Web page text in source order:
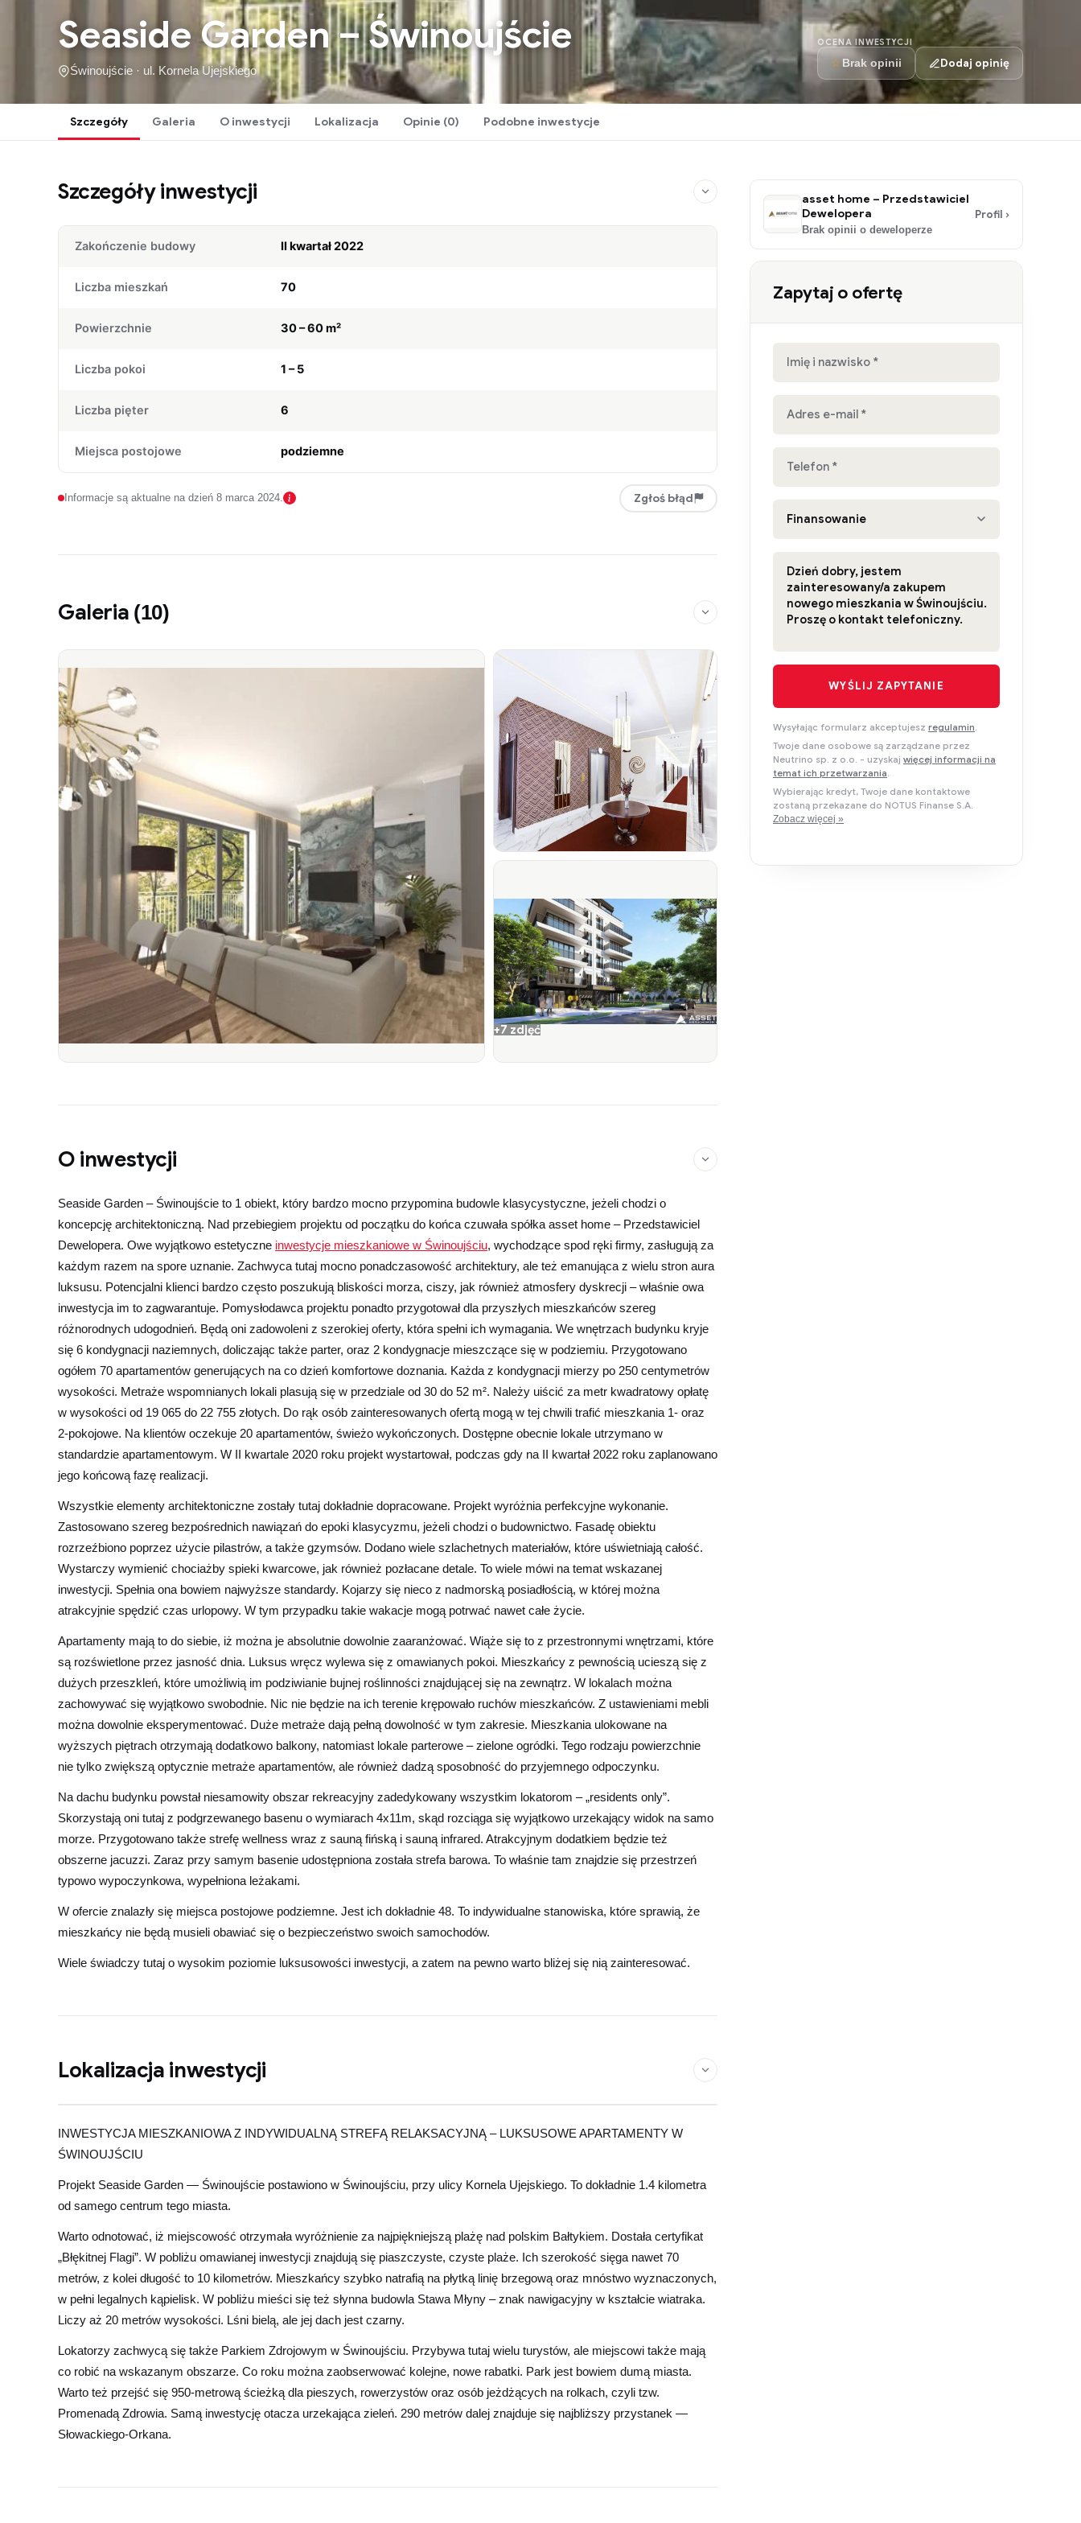
Seaside Garden – Świnoujście
Świnoujście · ul. Kornela Ujejskiego
OCENA INWESTYCJI
☆ Brak opinii Dodaj opinię
Szczegóły Galeria O inwestycji Lokalizacja Opinie (0) Podobne inwestycje
Szczegóły inwestycji
Zakończenie budowy II kwartał 2022
Liczba mieszkań 70
Powierzchnie 30 – 60 m²
Liczba pokoi 1 – 5
Liczba pięter 6
Miejsca postojowe podziemne
Informacje są aktualne na dzień 8 marca 2024. Zgłoś błąd
Galeria (10)
+7 zdjęć
O inwestycji
Seaside Garden – Świnoujście to 1 obiekt, który bardzo mocno przypomina budowle klasycystyczne, jeżeli chodzi o
koncepcję architektoniczną. Nad przebiegiem projektu od początku do końca czuwała spółka asset home – Przedstawiciel
Dewelopera. Owe wyjątkowo estetyczne inwestycje mieszkaniowe w Świnoujściu, wychodzące spod ręki firmy, zasługują za
każdym razem na spore uznanie. Zachwyca tutaj mocno ponadczasowość architektury, ale też emanująca z wielu stron aura
luksusu. Potencjalni klienci bardzo często poszukują bliskości morza, ciszy, jak również atmosfery dyskrecji – właśnie owa
inwestycja im to zagwarantuje. Pomysłodawca projektu ponadto przygotował dla przyszłych mieszkańców szereg
różnorodnych udogodnień. Będą oni zadowoleni z szerokiej oferty, która spełni ich wymagania. We wnętrzach budynku kryje
się 6 kondygnacji naziemnych, doliczając także parter, oraz 2 kondygnacje mieszczące się w podziemiu. Przygotowano
ogółem 70 apartamentów generujących na co dzień komfortowe doznania. Każda z kondygnacji mierzy po 250 centymetrów
wysokości. Metraże wspomnianych lokali plasują się w przedziale od 30 do 52 m². Należy uiścić za metr kwadratowy opłatę
w wysokości od 19 065 do 22 755 złotych. Do rąk osób zainteresowanych ofertą mogą w tej chwili trafić mieszkania 1- oraz
2-pokojowe. Na klientów oczekuje 20 apartamentów, świeżo wykończonych. Dostępne obecnie lokale utrzymano w
standardzie apartamentowym. W II kwartale 2020 roku projekt wystartował, podczas gdy na II kwartał 2022 roku zaplanowano
jego końcową fazę realizacji.
Wszystkie elementy architektoniczne zostały tutaj dokładnie dopracowane. Projekt wyróżnia perfekcyjne wykonanie.
Zastosowano szereg bezpośrednich nawiązań do epoki klasycyzmu, jeżeli chodzi o budownictwo. Fasadę obiektu
rozrzeźbiono poprzez użycie pilastrów, a także gzymsów. Dodano wiele szlachetnych materiałów, które uświetniają całość.
Wystarczy wymienić chociażby spieki kwarcowe, jak również pozłacane detale. To wiele mówi na temat wskazanej
inwestycji. Spełnia ona bowiem najwyższe standardy. Kojarzy się nieco z nadmorską posiadłością, w której można
atrakcyjnie spędzić czas urlopowy. W tym przypadku takie wakacje mogą potrwać nawet całe życie.
Apartamenty mają to do siebie, iż można je absolutnie dowolnie zaaranżować. Wiąże się to z przestronnymi wnętrzami, które
są rozświetlone przez jasność dnia. Luksus wręcz wylewa się z omawianych pokoi. Mieszkańcy z pewnością ucieszą się z
dużych przeszkleń, które umożliwią im podziwianie bujnej roślinności znajdującej się na zewnątrz. W lokalach można
zachowywać się wyjątkowo swobodnie. Nic nie będzie na ich terenie krępowało ruchów mieszkańców. Z ustawieniami mebli
można dowolnie eksperymentować. Duże metraże dają pełną dowolność w tym zakresie. Mieszkania ulokowane na
wyższych piętrach otrzymają dodatkowo balkony, natomiast lokale parterowe – zielone ogródki. Tego rodzaju powierzchnie
nie tylko zwiększą optycznie metraże apartamentów, ale również dadzą sposobność do przyjemnego odpoczynku.
Na dachu budynku powstał niesamowity obszar rekreacyjny zadedykowany wszystkim lokatorom – „residents only”.
Skorzystają oni tutaj z podgrzewanego basenu o wymiarach 4x11m, skąd rozciąga się wyjątkowo urzekający widok na samo
morze. Przygotowano także strefę wellness wraz z sauną fińską i sauną infrared. Atrakcyjnym dodatkiem będzie też
obszerne jacuzzi. Zaraz przy samym basenie udostępniona została strefa barowa. To właśnie tam znajdzie się przestrzeń
typowo wypoczynkowa, wypełniona leżakami.
W ofercie znalazły się miejsca postojowe podziemne. Jest ich dokładnie 48. To indywidualne stanowiska, które sprawią, że
mieszkańcy nie będą musieli obawiać się o bezpieczeństwo swoich samochodów.
Wiele świadczy tutaj o wysokim poziomie luksusowości inwestycji, a zatem na pewno warto bliżej się nią zainteresować.
Lokalizacja inwestycji
Seaside Garden – Świnoujście
+
−
INWESTYCJA MIESZKANIOWA Z INDYWIDUALNĄ STREFĄ RELAKSACYJNĄ – LUKSUSOWE APARTAMENTY W
ŚWINOUJŚCIU
Projekt Seaside Garden — Świnoujście postawiono w Świnoujściu, przy ulicy Kornela Ujejskiego. To dokładnie 1.4 kilometra
od samego centrum tego miasta.
Warto odnotować, iż miejscowość otrzymała wyróżnienie za najpiękniejszą plażę nad polskim Bałtykiem. Dostała certyfikat
„Błękitnej Flagi”. W pobliżu omawianej inwestycji znajdują się piaszczyste, czyste plaże. Ich szerokość sięga nawet 70
metrów, z kolei długość to 10 kilometrów. Mieszkańcy szybko natrafią na płytką linię brzegową oraz mnóstwo wyznaczonych,
w pełni legalnych kąpielisk. W pobliżu mieści się też słynna budowla Stawa Młyny – znak nawigacyjny w kształcie wiatraka.
Liczy aż 20 metrów wysokości. Lśni bielą, ale jej dach jest czarny.
Lokatorzy zachwycą się także Parkiem Zdrojowym w Świnoujściu. Przybywa tutaj wielu turystów, ale miejscowi także mają
co robić na wskazanym obszarze. Co roku można zaobserwować kolejne, nowe rabatki. Park jest bowiem dumą miasta.
Warto też przejść się 950-metrową ścieżką dla pieszych, rowerzystów oraz osób jeżdżących na rolkach, czyli tzw.
Promenadą Zdrowia. Samą inwestycję otacza urzekająca zieleń. 290 metrów dalej znajduje się najbliższy przystanek —
Słowackiego-Orkana.
asset home – Przedstawiciel
Dewelopera
Brak opinii o deweloperze
Profil ›
Zapytaj o ofertę
Wybierając kredyt, Twoje dane kontaktowe
zostaną przekazane do NOTUS Finanse S.A.
Zobacz więcej »
Wysyłając formularz akceptujesz regulamin
Twoje dane osobowe są zarządzane przez
Neutrino sp. z o.o. - uzyskaj więcej informacji na
temat ich przetwarzania